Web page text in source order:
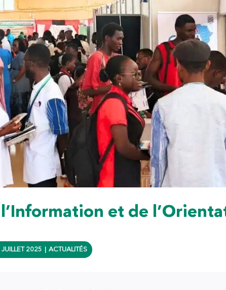
et de
JUILLET 2025 ACTUALITÉS